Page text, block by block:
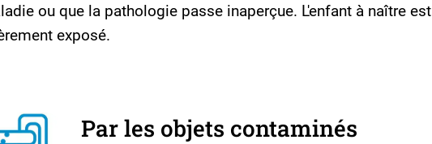
ou que la pathologie passe inaperçue. L'enfant à naître est
exposé.
Par les objets contaminés